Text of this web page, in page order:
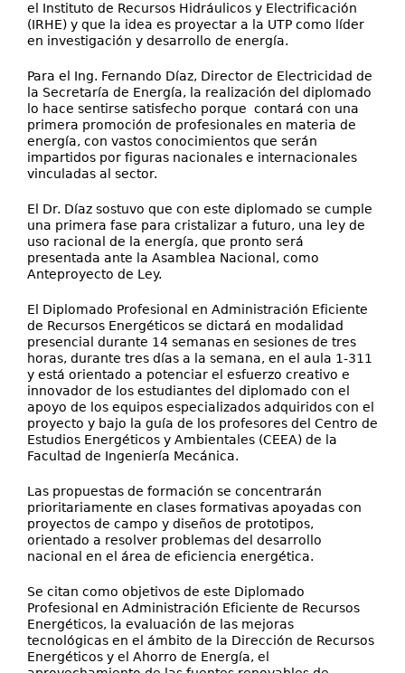
el Instituto de Recursos Hidráulicos y Electrificación
(IRHE) y que la idea es proyectar a la UTP como líder
en investigación y desarrollo de energía.
Para el Ing. Fernando Díaz, Director de Electricidad de
la Secretaría de Energía, la realización del diplomado
lo hace sentirse satisfecho porque contará con una
primera promoción de profesionales en materia de
energía, con vastos conocimientos que serán
impartidos por figuras nacionales e internacionales
vinculadas al sector.
El Dr. Díaz sostuvo que con este diplomado se cumple
una primera fase para cristalizar a futuro, una ley de
uso racional de la energía, que pronto será
presentada ante la Asamblea Nacional, como
Anteproyecto de Ley.
El Diplomado Profesional en Administración Eficiente
de Recursos Energéticos se dictará en modalidad
presencial durante 14 semanas en sesiones de tres
horas, durante tres días a la semana, en el aula 1-311
y está orientado a potenciar el esfuerzo creativo e
innovador de los estudiantes del diplomado con el
apoyo de los equipos especializados adquiridos con el
proyecto y bajo la guía de los profesores del Centro de
Estudios Energéticos y Ambientales (CEEA) de la
Facultad de Ingeniería Mecánica.
Las propuestas de formación se concentrarán
prioritariamente en clases formativas apoyadas con
proyectos de campo y diseños de prototipos,
orientado a resolver problemas del desarrollo
nacional en el área de eficiencia energética.
Se citan como objetivos de este Diplomado
Profesional en Administración Eficiente de Recursos
Energéticos, la evaluación de las mejoras
tecnológicas en el ámbito de la Dirección de Recursos
Energéticos y el Ahorro de Energía, el